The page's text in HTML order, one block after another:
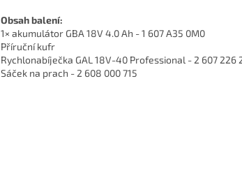
Obsah balení:
1× akumulátor GBA 18V 4.0 Ah - 1 607 A35 0M0
Příruční kufr
Rychlonabíječka GAL 18V-40 Professional - 2 607 226
Sáček na prach - 2 608 000 715